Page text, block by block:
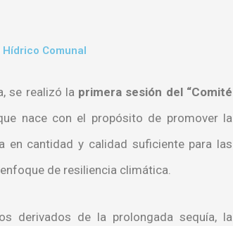
Comunal
se realizó la primera sesión del “Comité
nace con el propósito de promover la
en cantidad y calidad suficiente para las
de resiliencia climática.
derivados de la prolongada sequía, la